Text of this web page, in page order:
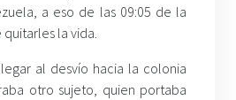
a eso de las 09:05 de la
la vida.
al desvío hacia la colonia
otro sujeto, quien portaba